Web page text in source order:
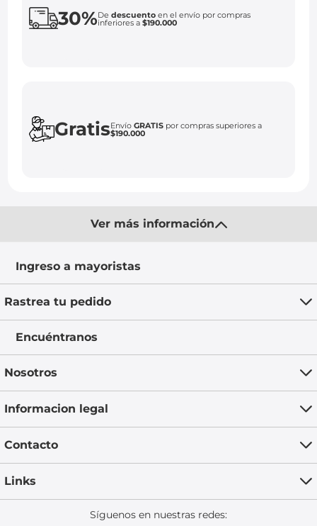
30%Dedescuento en el envío por compras
inferiores a$190.000
GratisEnvíoGRATIS por compras superiores a
$190.000
Ver más información
Ingreso a mayoristas
Rastrea tu pedido
Encuéntranos
Nosotros
Informacion legal
Contacto
Links
Síguenos en nuestras redes: